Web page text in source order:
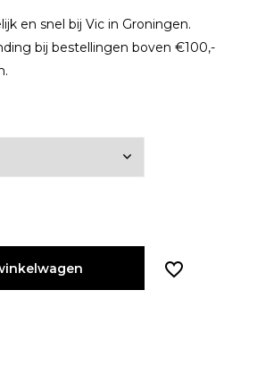
en snel bij Vic in Groningen.
bij bestellingen boven €100,-